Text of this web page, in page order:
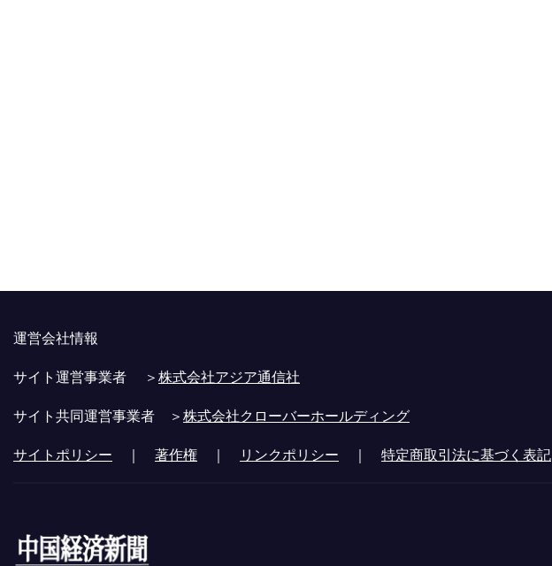
運営会社情報
サイト運営事業者 ＞株式会社アジア通信社
サイト共同運営事業者 ＞株式会社クローバーホールディング
サイトポリシー ｜ 著作権 ｜ リンクポリシー ｜ 特定商取引法に基づく表記